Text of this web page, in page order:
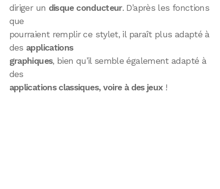
diriger un disque conducteur. D’après les fonctions
que
pourraient remplir ce stylet, il paraît plus adapté à
des applications
graphiques, bien qu’il semble également adapté à
des
applications classiques, voire à des jeux!